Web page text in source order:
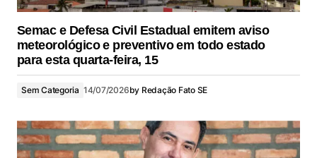
Semac e Defesa Civil Estadual emitem aviso
meteorológico e preventivo em todo estado
para esta quarta-feira, 15
Sem Categoria 14/07/2026by Redação Fato SE